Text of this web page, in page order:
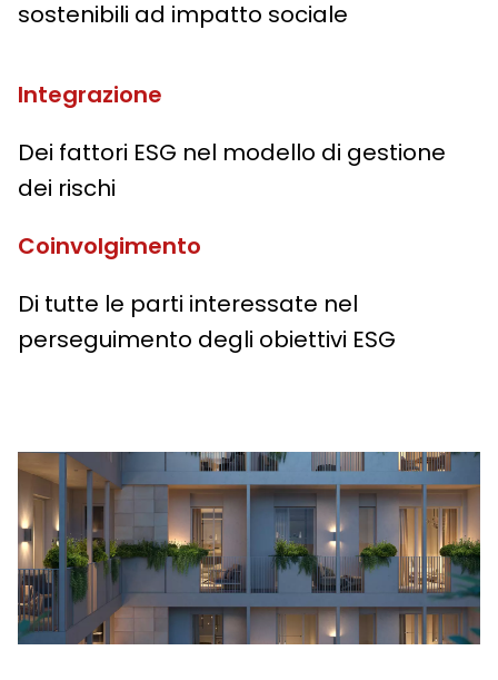
sostenibili ad impatto sociale
Integrazione
Dei fattori ESG nel modello di gestione
dei rischi
Coinvolgimento
Di tutte le parti interessate nel
perseguimento degli obiettivi ESG